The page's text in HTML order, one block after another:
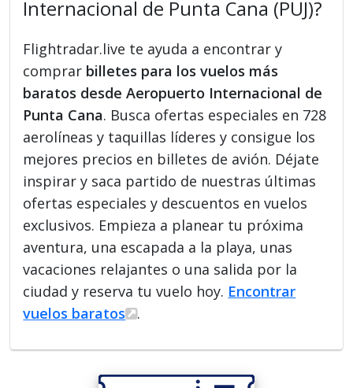
Internacional de Punta Cana (PUJ)?
Flightradar.live te ayuda a encontrar y
comprar billetes para los vuelos más
baratos desde Aeropuerto Internacional de
Punta Cana. Busca ofertas especiales en 728
aerolíneas y taquillas líderes y consigue los
mejores precios en billetes de avión. Déjate
inspirar y saca partido de nuestras últimas
ofertas especiales y descuentos en vuelos
exclusivos. Empieza a planear tu próxima
aventura, una escapada a la playa, unas
vacaciones relajantes o una salida por la
ciudad y reserva tu vuelo hoy. Encontrar
vuelos baratos
.